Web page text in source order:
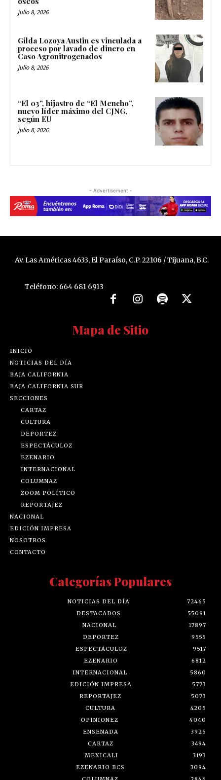
julio 8, 2026
Gilda Lozoya Austin es vinculada a
proceso por lavado de dinero en
Caso Agronitrogenados
julio 8, 2026
“El 03”, hijastro de “El Mencho”,
nuevo líder máximo del CJNG,
según EU
julio 8, 2026
- Advertisement -
Av. Las Américas 4633, El Paraíso, C.P. 22106 / Tijuana, B.C.
Teléfono: 664 681 6913
Mapa de Sitio
INICIO
NOTICIAS DEL DÍA
BAJA CALIFORNIA
BAJA CALIFORNIA SUR
SECCIONES
CARTAZ
CULTURA
DEPORTEZ
ESPECTÁCULOZ
EZENARIO
INTERNACIONAL
COLUMNAZ
ZOOM POLÍTICO
REPORTAJEZ
NACIONAL
EDICIÓN IMPRESA
NOSOTROS
CONTACTO
Categorías Populares
NOTICIAS DEL DÍA
72465
DESTACADOS
55091
NACIONAL
17897
DEPORTEZ
9555
ESPECTÁCULOZ
9517
EZENARIO
6812
INTERNACIONAL
5860
EDICIÓN IMPRESA
5773
REPORTAJEZ
5073
CULTURA
4205
OPINIONEZ
4040
ENSENADA
3925
CARTAZ
3494
MEXICALI
3193
EZENARIO BCS
3094